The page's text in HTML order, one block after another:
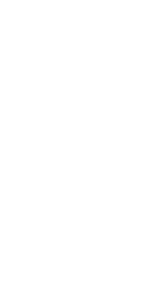
زاید واقع شده است و در
امکانات و خدمات اسپا نیز در این
با رنگ‌های سنتی عربی تزئین
فای رایگان و مینی بار
حوله حمام و لوازم بهداشتی
می توانند در یکی از تراس های
اوپن به مهمان‌ها